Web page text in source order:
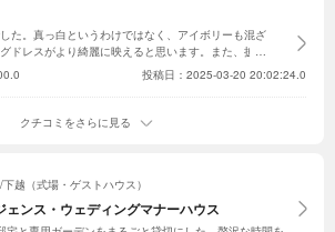
た。真っ白というわけではなく、アイボリーも混ざ
ドレスがより綺麗に映えると思います。また、披露
おり、親族や友人と丁度よい距離感で過ごせるとい
と思いました。本当に様々なところに工夫が凝らさ
会場ならではの魅力もたくさん説明していただきま
ディネーターの方から余興や演出などたくさん提案
た！
投稿日：2025-03-20 20:02:24.0
クチコミをさらに見る
越（式場・ゲストハウス）
ェンス・ウェディングマナーハウス